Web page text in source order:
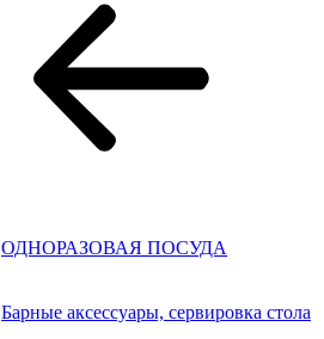
ОДНОРАЗОВАЯ ПОСУДА
Барные аксессуары, сервировка стола